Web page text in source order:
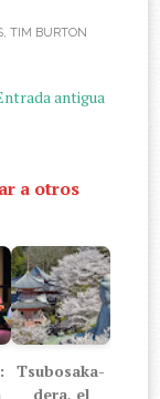
, TIM BURTON
antigua
a otros
Tsubosaka-
dera, el